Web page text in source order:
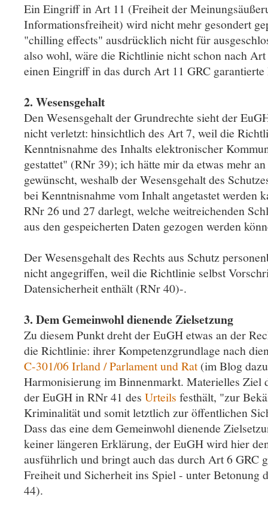
Ein Eingriff in Art 11 (Freiheit der
Informationsfreiheit) wird nicht mehr gesondert
"chilling effects" ausdrücklich nicht für
also wohl, wäre die Richtlinie nicht schon nach
einen Eingriff in das durch Art 11 GRC garantierte
2. Wesensgehalt
Den Wesensgehalt der Grundrechte sieht der
nicht verletzt: hinsichtlich des Art 7, weil die
Kenntnisnahme des Inhalts elektronischer
gestattet" (RNr 39); ich hätte mir da etwas mehr
gewünscht, weshalb der Wesensgehalt des
bei Kenntnisnahme vom Inhalt angetastet werden
RNr 26 und 27 darlegt, welche weitreichenden
aus den gespeicherten Daten gezogen werden
Der Wesensgehalt des Rechts aus Schutz
nicht angegriffen, weil die Richtlinie selbst
Datensicherheit enthält (RNr 40)-.
3. Dem Gemeinwohl dienende Zielsetzung
Zu diesem Punkt dreht der EuGH etwas an der
die Richtlinie: ihrer Kompetenzgrundlage nach
C-301/06 Irland / Parlament und Rat(im Blog
Harmonisierung im Binnenmarkt. Materielles Ziel
der EuGH in RNr 41 des Urteils festhält, "zur
Kriminalität und somit letztlich zur öffentlichen
Dass das eine dem Gemeinwohl dienende
keiner längeren Erklärung, der EuGH wird hier
ausführlich und bringt auch das durch Art 6 GRC
Freiheit und Sicherheit ins Spiel - unter Betonung
44).